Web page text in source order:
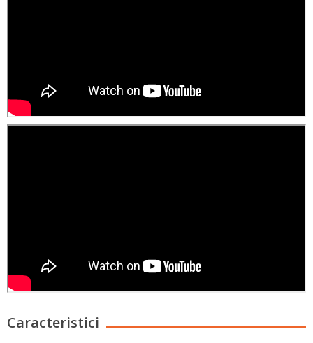
Caracteristici